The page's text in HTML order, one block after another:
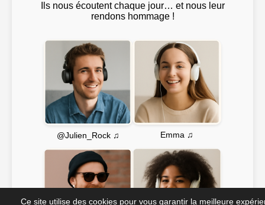
Ils nous écoutent chaque jour… et nous leur
rendons hommage !
@Julien_Rock ♫ Emma ♫
Ce site utilise des cookies pour vous garantir la meilleure